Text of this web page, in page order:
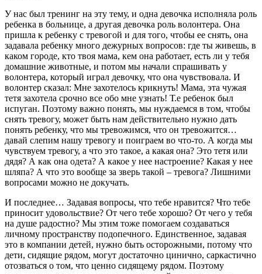
У нас был тренинг на эту тему, и одна девочка исполняла роль
ребенка в больнице, а другая девочка роль волонтера. Она
пришла к ребенку с тревогой и для того, чтобы ее снять, она
задавала ребенку много дежурных вопросов: где ты живешь, в
каком городе, кто твоя мама, кем она работает, есть ли у тебя
домашние животные, и потом мы начали спрашивать у
волонтера, который играл девочку, что она чувствовала. И
волонтер сказал: Мне захотелось крикнуть! Мама, эта чужая
тетя захотела срочно все обо мне узнать! Т.е ребенок был
испуган. Поэтому важно понять, мы нуждаемся в том, чтобы
снять тревогу, может быть нам действительно нужно дать
понять ребенку, что мы тревожимся, что он тревожится…
давай слепим нашу тревогу и поиграем во что-то. А когда мы
чувствуем тревогу, а что это такое, а какая она? Это тетя или
дядя? А как она одета? А какое у нее настроение? Какая у нее
шляпа? А что это вообще за зверь такой – тревога? Лишними
вопросами можно не докучать.
И последнее… Задавая вопросы, что тебе нравится? Что тебе
приносит удовольствие? От чего тебе хорошо? От чего у тебя
на душе радостно? Мы этим тоже помогаем создаваться
личному пространству подопечного. Единственное, задавая
это в компании детей, нужно быть осторожными, потому что
дети, сидящие рядом, могут достаточно цинично, саркастично
отозваться о том, что ценно сидящему рядом. Поэтому